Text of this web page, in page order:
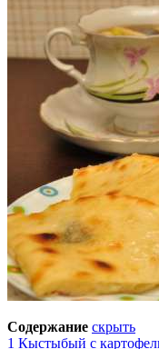
Содержание скрыть
1 Кыстыбый с